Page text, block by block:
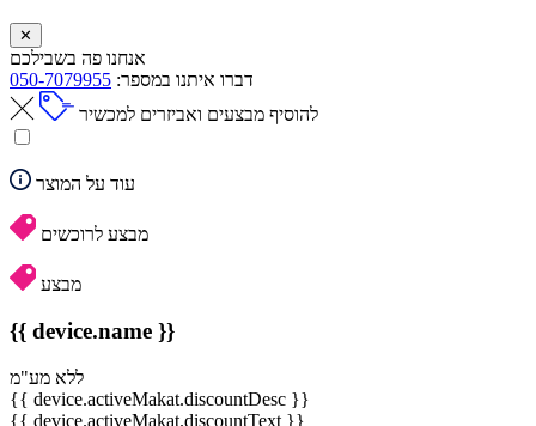
✕
אנחנו פה בשבילכם
דברו איתנו במספר: 050-7079955
להוסיף מבצעים ואביזרים למכשיר
עוד על המוצר
מבצע לרוכשים
מבצע
{{ device.name }}
ללא מע"מ
{{ device.activeMakat.discountDesc }}
{{ device.activeMakat.discountText }}